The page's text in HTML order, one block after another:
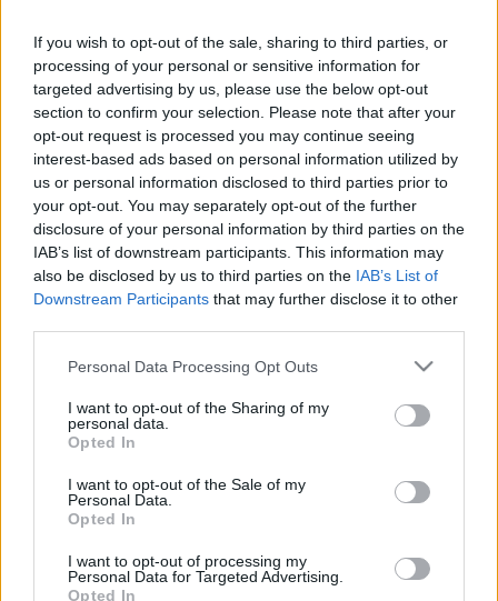
If you wish to opt-out of the sale, sharing to third parties, or
processing of your personal or sensitive information for
targeted advertising by us, please use the below opt-out
section to confirm your selection. Please note that after your
opt-out request is processed you may continue seeing
interest-based ads based on personal information utilized by
us or personal information disclosed to third parties prior to
your opt-out. You may separately opt-out of the further
disclosure of your personal information by third parties on the
IAB’s list of downstream participants. This information may
also be disclosed by us to third parties on the IAB’s List of
Downstream Participants that may further disclose it to other
Please note that this website/app uses one or more Google
not limited to your visit or usage behaviour. You may click to
grant or deny consent to Google and its third-party tags to
use your data for below specified purposes in below Google
consent section.
Personal Data Processing Opt Outs
I want to opt-out of the Sharing of my
personal data.
Opted In
I want to opt-out of the Sale of my
Personal Data.
Opted In
I want to opt-out of processing my
Personal Data for Targeted Advertising.
Opted In
áldoztatik fel azért, mert az apja nem tudta átadni azt neki,
amit minden vidéki tud ? jelesül, hogy ahol szénakazal van,
ott vasvilla is lehet.
Háy János ördögjátéknak nevezi művét, eddigi
istendrámáival ellentétben és azok folytatásaként. Sokféle
hagyományból építkezik: abszurd, realista, egzisztencialista,
groteszk. Háy drámái egyszerre szöveg- és
színházcentrikusak. Háy szeretettel mesél, sok humorral,
figurái is egyszerű emberek, akiken rengeteget lehet
közös emlékeink között, mint a vidéki emberek a pesti
aluljáróban. (kontextus.hu)
Budapest kontra falu. Írhatnánk alcímként. Hogy miért? A
szerző leginkább a darab nyelvezetét ragadja meg: Ez a
alkalmaztam?, így egyfajta sorozatot, egységet alkotnak. A